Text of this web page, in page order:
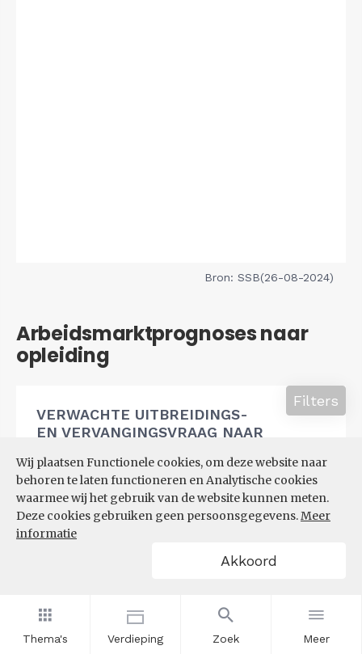
Thema's Verdieping Zoek Meer
Wij plaatsen Functionele cookies, om deze website naar
behoren te laten functioneren en Analytische cookies
waarmee wij het gebruik van de website kunnen meten.
Deze cookies gebruiken geen persoonsgegevens.Meer
informatie
Akkoord
Bron: SSB(26-08-2024)
Arbeidsmarktprognoses naar
opleiding
VERWACHTE UITBREIDINGS-
EN VERVANGINGSVRAAG NAAR
Filters